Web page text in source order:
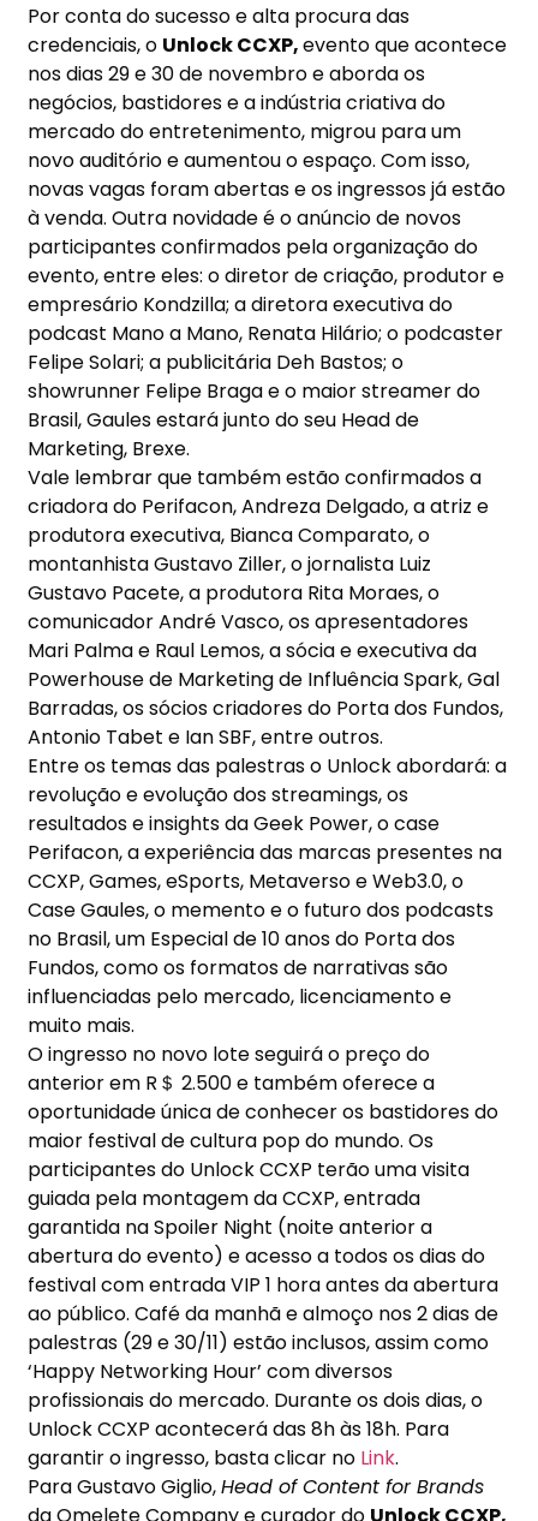
Por conta do sucesso e alta procura das
credenciais, o Unlock CCXP,evento que acontece
nos dias 29 e30 de novembroe aborda os
negócios, bastidores e a indústria criativa do
mercado do entretenimento, migrou para um
novo auditório e aumentou o espaço. Com isso,
novas vagas foram abertas e os ingressos já estão
à venda. Outra novidade é o anúncio de novos
participantes confirmados pela organização do
evento, entre eles: o diretor de criação, produtor e
empresário Kondzilla; a diretora executiva do
podcast Mano a Mano, Renata Hilário; o podcaster
Felipe Solari; a publicitária Deh Bastos; o
showrunner Felipe Braga e o maior streamer do
Brasil, Gaules estará junto do seu Head de
Marketing, Brexe.
Vale lembrar que também estão confirmados a
criadora do Perifacon, Andreza Delgado, a atriz e
produtora executiva, Bianca Comparato, o
montanhista Gustavo Ziller, o jornalista Luiz
Gustavo Pacete, a produtora Rita Moraes, o
comunicador André Vasco, os apresentadores
Mari Palma e Raul Lemos, a sócia e executiva da
Powerhouse de Marketing de Influência Spark, Gal
Barradas, os sócios criadores do Porta dos Fundos,
Antonio Tabet e Ian SBF, entre outros.
Entre os temas das palestras o Unlock abordará: a
revolução e evolução dos streamings, os
resultados e insights da Geek Power, o case
Perifacon, a experiência das marcas presentes na
CCXP, Games, eSports, Metaverso e Web3.0, o
Case Gaules, o memento e o futuro dos podcasts
no Brasil, um Especial de 10 anos do Porta dos
Fundos, como os formatos de narrativas são
influenciadas pelo mercado, licenciamento e
muito mais.
O ingresso no novo lote seguirá o preço do
anterior em R＄ 2.500 e também oferece a
oportunidade única de conhecer os bastidores do
maior festival de cultura pop do mundo. Os
participantes do Unlock CCXP terão uma visita
guiada pela montagem da CCXP, entrada
garantida na Spoiler Night (noite anterior a
abertura do evento) e acesso a todos os dias do
festival com entrada VIP 1 hora antes da abertura
ao público. Café da manhã e almoço nos 2 dias de
palestras (29 e30/11) estão inclusos, assim como
‘Happy Networking Hour’ com diversos
profissionais do mercado. Durante os dois dias, o
Unlock CCXP acontecerá das 8hàs 18h. Para
garantir o ingresso, basta clicar no Link.
Para Gustavo Giglio,Head of Content for Brands
da Omelete Company e curador do Unlock CCXP,